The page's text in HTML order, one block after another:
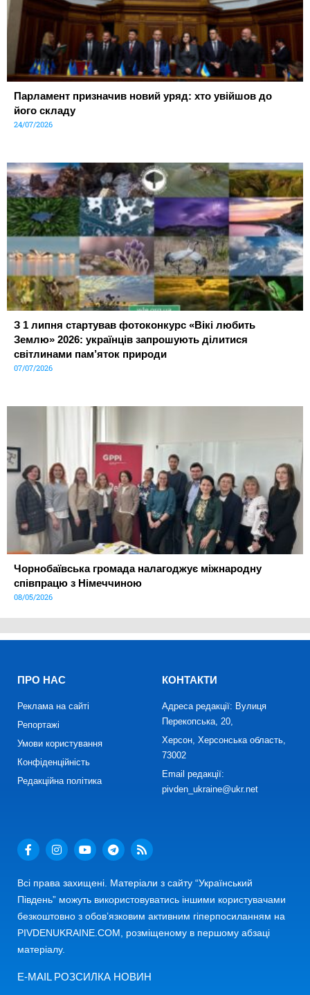
Парламент призначив новий уряд: хто увійшов до
його складу
24/07/2026
З 1 липня стартував фотоконкурс «Вікі любить
Землю» 2026: українців запрошують ділитися
світлинами пам’яток природи
07/07/2026
Чорнобаївська громада налагоджує міжнародну
співпрацю з Німеччиною
08/05/2026
ПРО НАС
Реклама на сайті
Репортажі
Умови користування
Конфіденційність
Редакційна політика
КОНТАКТИ
Адреса редакції: Вулиця
Перекопська, 20,
Херсон, Херсонська область,
73002
Email редакції:
pivden_ukraine@ukr.net
Всі права захищені. Матеріали з сайту “Український
Південь” можуть використовуватись іншими користувачами
безкоштовно з обов’язковим активним гіперпосиланням на
PIVDENUKRAINE.COM, розміщеному в першому абзаці
матеріалу.
E-MAIL РОЗСИЛКА НОВИН